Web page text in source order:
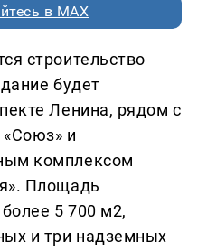
в MAX
строительство
будет
Ленина, рядом с
и
комплексом
Площадь
5 700 м2,
и три надземных